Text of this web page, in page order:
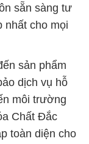
sẵn sàng tư
nhất cho mọi
sản phẩm
dịch vụ hỗ
môi trường
Chất Đắc
toàn diện cho